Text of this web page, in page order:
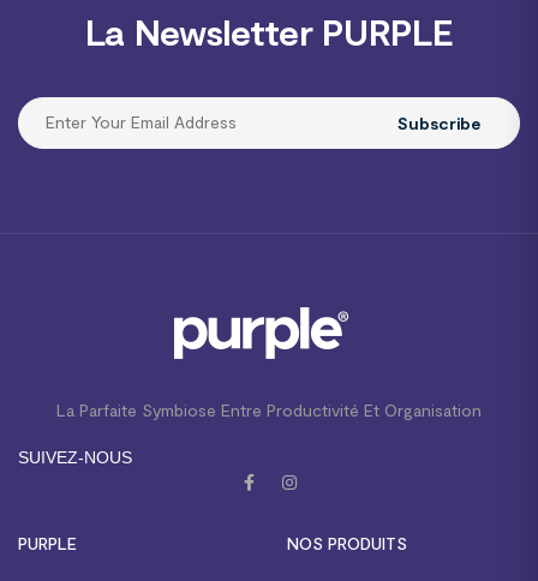
La Newsletter PURPLE
Subscribe
La Parfaite Symbiose Entre Productivité Et Organisation
SUIVEZ-NOUS
PURPLE NOS PRODUITS